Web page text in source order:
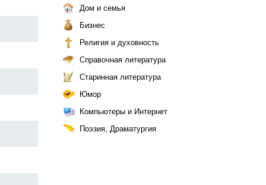
Дом и семья
Бизнес
Религия и духовность
Справочная литература
Старинная литература
Юмор
Компьютеры и Интернет
Поэзия, Драматургия